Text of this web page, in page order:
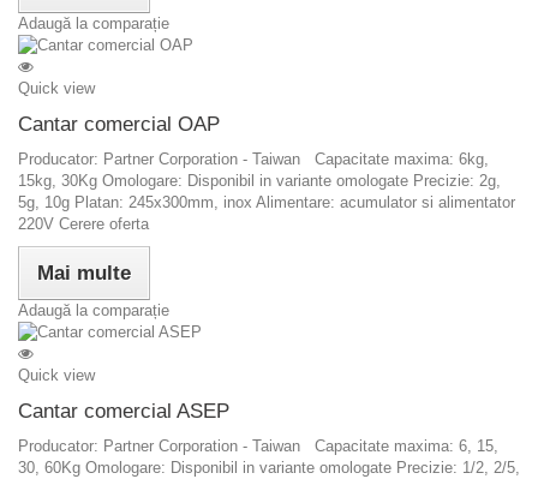
Adaugă la comparație
Quick view
Cantar comercial OAP
Producator: Partner Corporation - Taiwan Capacitate maxima: 6kg,
15kg, 30Kg Omologare: Disponibil in variante omologate Precizie: 2g,
5g, 10g Platan: 245x300mm, inox Alimentare: acumulator si alimentator
220V Cerere oferta
Mai multe
Adaugă la comparație
Quick view
Cantar comercial ASEP
Producator: Partner Corporation - Taiwan Capacitate maxima: 6, 15,
30, 60Kg Omologare: Disponibil in variante omologate Precizie: 1/2, 2/5,